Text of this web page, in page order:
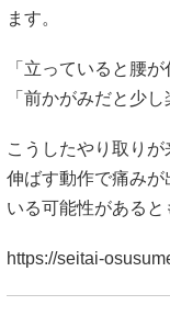
ます。
「立っていると腰が
「前かがみだと少し
こうしたやり取り
伸ばす動作で痛み
いる可能性があると
https://seitai-